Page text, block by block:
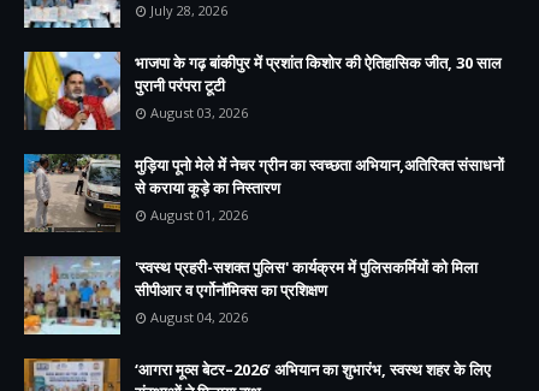
July 28, 2026
भाजपा के गढ़ बांकीपुर में प्रशांत किशोर की ऐतिहासिक जीत, 30 साल
पुरानी परंपरा टूटी
August 03, 2026
मुड़िया पूनो मेले में नेचर ग्रीन का स्वच्छता अभियान,अतिरिक्त संसाधनों
से कराया कूड़े का निस्तारण
August 01, 2026
'स्वस्थ प्रहरी-सशक्त पुलिस' कार्यक्रम में पुलिसकर्मियों को मिला
सीपीआर व एर्गोनॉमिक्स का प्रशिक्षण
August 04, 2026
‘आगरा मूव्स बेटर–2026’ अभियान का शुभारंभ, स्वस्थ शहर के लिए